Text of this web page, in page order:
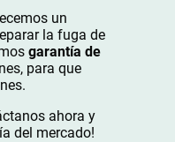
un
la fuga de
garantía de
para que
ahora y
del mercado!